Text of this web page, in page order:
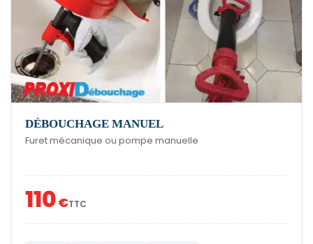
DÉBOUCHAGE MANUEL
Furet mécanique ou pompe manuelle
110€TTC